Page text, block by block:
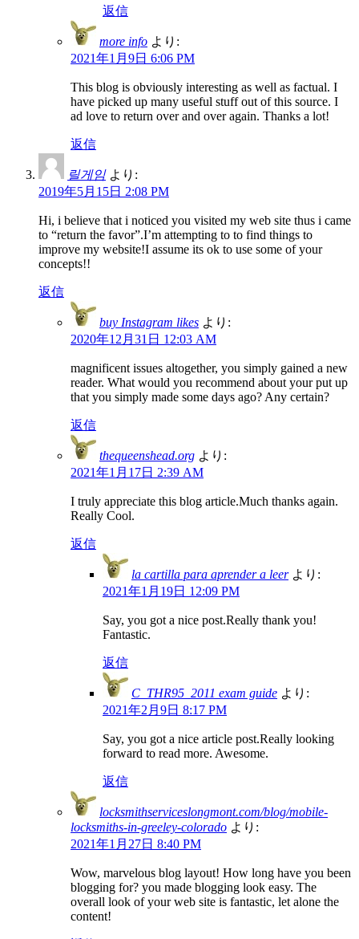
返信
more info より:
2021年1月9日 6:06 PM
This blog is obviously interesting as well as factual. I
have picked up many useful stuff out of this source. I
ad love to return over and over again. Thanks a lot!
返信
릴게임 より:
2019年5月15日 2:08 PM
Hi, i believe that i noticed you visited my web site thus i came
to “return the favor”.I’m attempting to to find things to
improve my website!I assume its ok to use some of your
concepts!!
返信
buy Instagram likes より:
2020年12月31日 12:03 AM
magnificent issues altogether, you simply gained a new
reader. What would you recommend about your put up
that you simply made some days ago? Any certain?
返信
thequeenshead.org より:
2021年1月17日 2:39 AM
I truly appreciate this blog article.Much thanks again.
Really Cool.
返信
la cartilla para aprender a leer より:
2021年1月19日 12:09 PM
Say, you got a nice post.Really thank you!
Fantastic.
返信
C_THR95_2011 exam guide より:
2021年2月9日 8:17 PM
Say, you got a nice article post.Really looking
forward to read more. Awesome.
返信
locksmithserviceslongmont.com/blog/mobile-
locksmiths-in-greeley-colorado より:
2021年1月27日 8:40 PM
Wow, marvelous blog layout! How long have you been
blogging for? you made blogging look easy. The
overall look of your web site is fantastic, let alone the
content!